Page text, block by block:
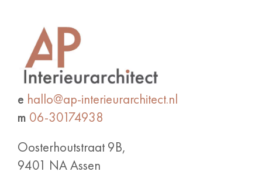
e hallo@ap-interieurarchitect.nl
m 06-30174938
Oosterhoutstraat 9B,
9401 NA Assen